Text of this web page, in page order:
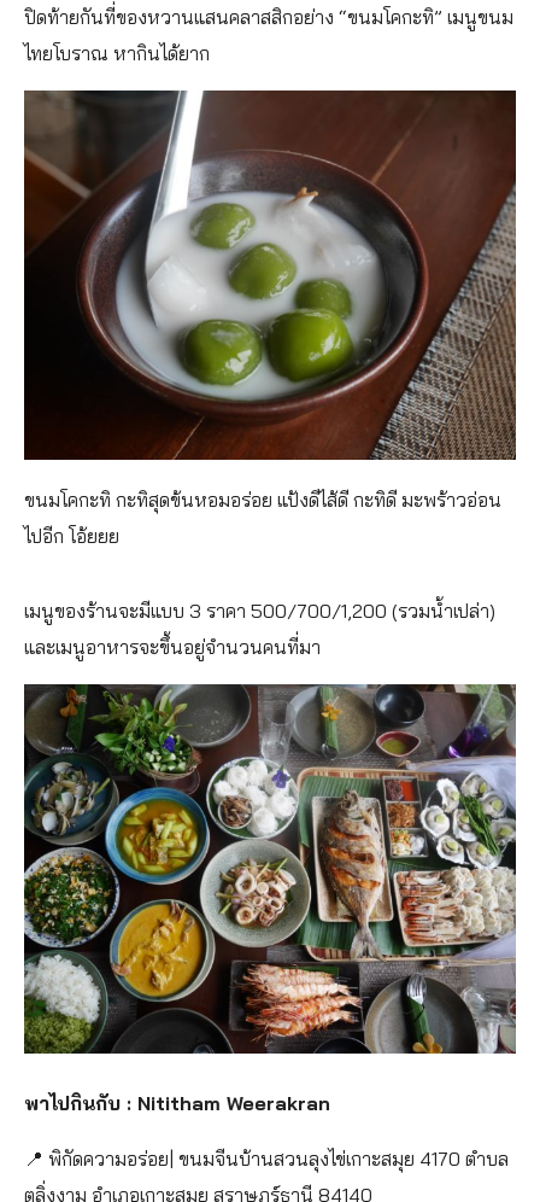
ปิดท้ายกันที่ของหวานแสนคลาสสิกอย่าง “ขนมโคกะทิ” เมนูขนม
ไทยโบราณ หากินได้ยาก
ขนมโคกะทิ กะทิสุดข้นหอมอร่อย แป้งดีไส้ดี กะทิดี มะพร้าวอ่อน
ไปอีก โอ้ยยย
เมนูของร้านจะมีแบบ 3 ราคา 500/700/1,200 (รวมน้ำเปล่า)
และเมนูอาหารจะขึ้นอยู่จำนวนคนที่มา
พาไปกินกับ : Nititham Weerakran
📍 พิกัดความอร่อย| ขนมจีนบ้านสวนลุงไข่เกาะสมุย 4170 ตำบล
ตลิ่งงาม อำเภอเกาะสมุย สุราษฎร์ธานี 84140